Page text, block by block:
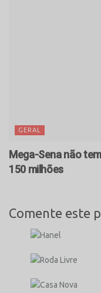
GERAL
Mega-Sena não
150 milhões
Comente este